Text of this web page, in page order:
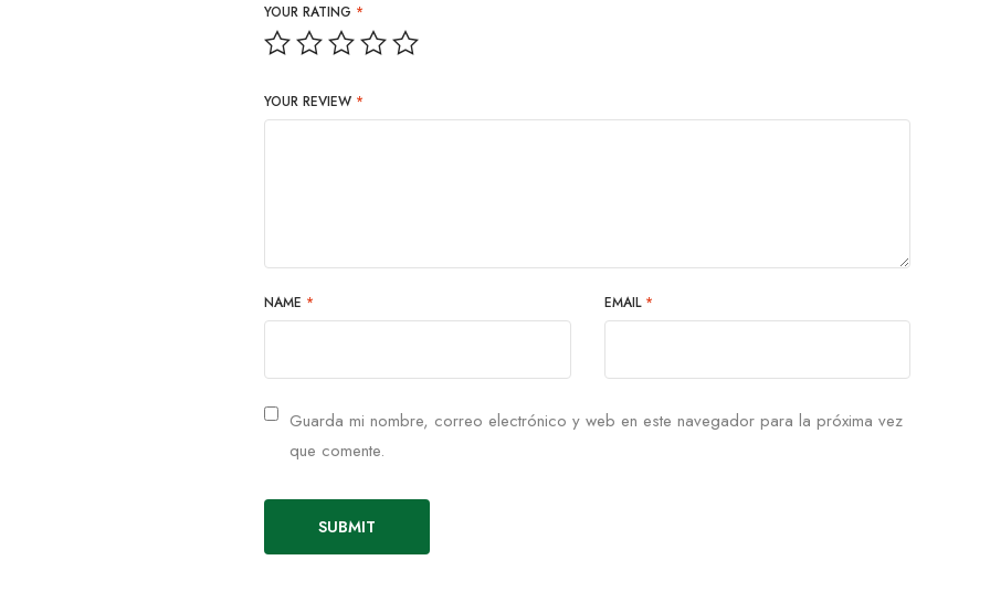
YOUR RATING *
YOUR REVIEW *
NAME * EMAIL *
Guarda mi nombre, correo electrónico y web en este navegador para la próxima vez
que comente.